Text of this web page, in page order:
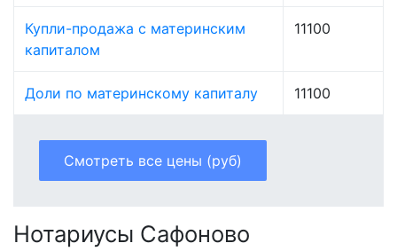
Купли-продажа с материнским
капиталом
11100
Доли по материнскому капиталу 11100
Смотреть все цены (руб)
Нотариусы Сафоново